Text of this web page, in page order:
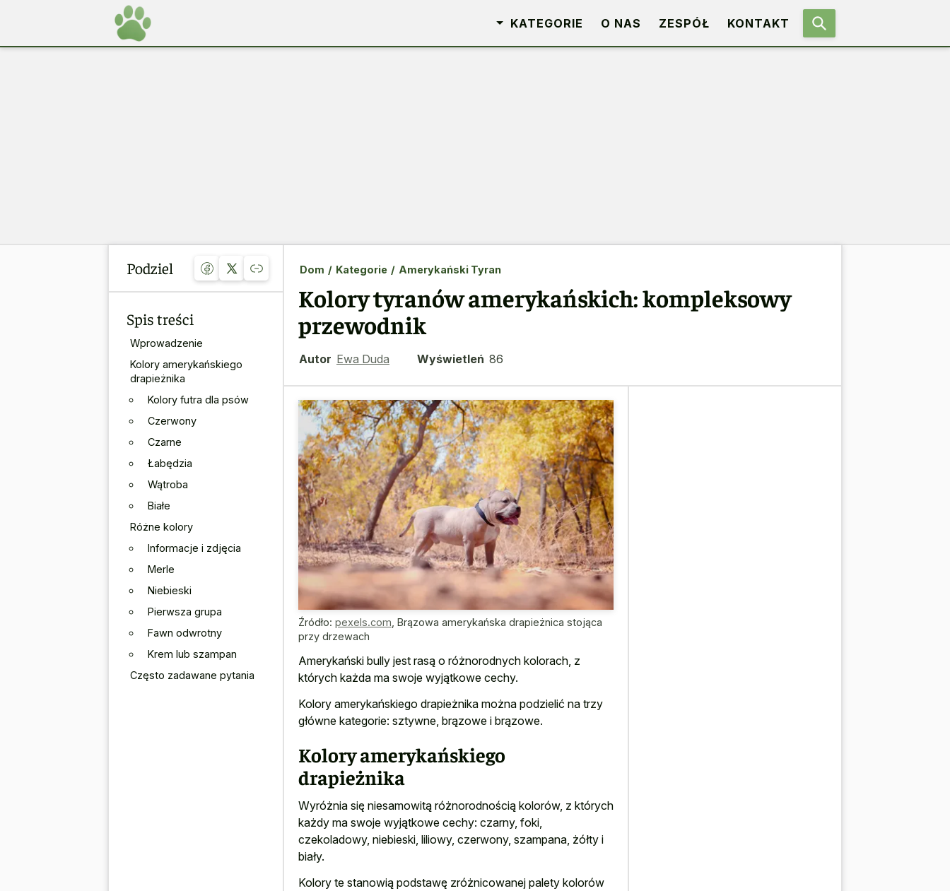
KATEGORIE O NAS ZESPÓŁ KONTAKT
Podziel
Spis treści
Wprowadzenie
Kolory amerykańskiego
drapieżnika
Kolory futra dla psów
Czerwony
Czarne
Łabędzia
Wątroba
Białe
Różne kolory
Informacje i zdjęcia
Merle
Niebieski
Pierwsza grupa
Fawn odwrotny
Krem lub szampan
Często zadawane pytania
Dom / Kategorie / Amerykański Tyran
Kolory tyranów amerykańskich: kompleksowy
przewodnik
Autor Ewa Duda Wyświetleń 86
Źródło: pexels.com Brązowa amerykańska drapieżnica stojąca
przy drzewach
Amerykański bully jest rasą o różnorodnych kolorach, z
których każda ma swoje wyjątkowe cechy.
Kolory amerykańskiego drapieżnika można podzielić na trzy
główne kategorie: sztywne, brązowe i brązowe.
Kolory amerykańskiego
drapieżnika
Wyróżnia się niesamowitą różnorodnością kolorów, z których
każdy ma swoje wyjątkowe cechy: czarny, foki,
czekoladowy, niebieski, liliowy, czerwony, szampana, żółty i
biały.
Kolory te stanowią podstawę zróżnicowanej palety kolorów